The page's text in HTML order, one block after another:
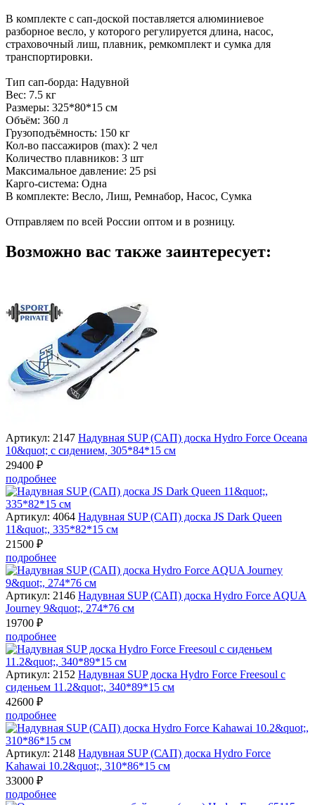
В комплекте с сап-доской поставляется алюминиевое
разборное весло, у которого регулируется длина, насос,
страховочный лиш, плавник, ремкомплект и сумка для
транспортировки.
Тип сап-борда: Надувной
Вес: 7.5 кг
Размеры: 325*80*15 см
Объём: 360 л
Грузоподъёмность: 150 кг
Кол-во пассажиров (max): 2 чел
Количество плавников: 3 шт
Максимальное давление: 25 psi
Карго-система: Одна
В комплекте: Весло, Лиш, Ремнабор, Насос, Сумка
Отправляем по всей России оптом и в розницу.
Возможно вас также заинтересует:
Артикул: 2147 Надувная SUP (САП) доска Hydro Force Oceana
10&quot; с сидением, 305*84*15 см
29400 ₽
подробнее
Артикул: 4064 Надувная SUP (САП) доска JS Dark Queen
11&quot;, 335*82*15 см
21500 ₽
подробнее
Артикул: 2146 Надувная SUP (САП) доска Hydro Force AQUA
Journey 9&quot;, 274*76 см
19700 ₽
подробнее
Артикул: 2152 Надувная SUP доска Hydro Force Freesoul с
сиденьем 11.2&quot;, 340*89*15 см
42600 ₽
подробнее
Артикул: 2148 Надувная SUP (САП) доска Hydro Force
Kahawai 10.2&quot;, 310*86*15 см
33000 ₽
подробнее